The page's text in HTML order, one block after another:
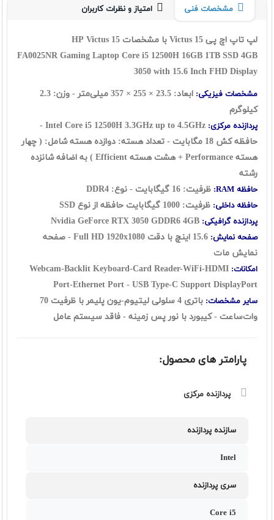
مشخصات فنی امتیاز و نظرات کاربران
لپ تاپ اچ پی Victus 15 با مشخصات HP Victus 15
FA0025NR Gaming Laptop Core i5 12500H 16GB 1TB SSD 4GB
3050 with 15.6 Inch FHD Display
مشخصات فیزیکی:
ابعاد: 23.5 × 255 × 357 میلی‌متر - وزن: 2.3
کیلوگرم
پردازنده مرکزی:
Intel Core i5 12500H 3.3GHz up to 4.5GHz -
حافظه کش 18 مگابایت - تعداد هسته: دوازده هسته شامل: ( چهار
هسته Performance + هشت هسته Efficient ) به اضافه شانزده
رشته
حافظه RAM: ظرفیت: 16 گیگابایت - نوع: DDR4
حافظه داخلی: ظرفیت: 1000 گیگابایت حافظه از نوع SSD
پردازنده گرافیکی:
صفحه نمایش:
15.6 اینچ با دقت Full HD 1920x1080 - صفحه
نمایش مات
امکانات: Webcam-Backlit Keyboard-Card Reader-WiFi-HDMI
Port-Ethernet Port - USB Type-C Support DisplayPort
سایر مشخصات:
باتری 4 سلولی لیتیوم-یون پلیمر با ظرفیت 70
وات‌ساعت - کیبورد با نور پس زمینه - فاقد سیستم عامل
پارامتر های محصول:
پردازنده مرکزی
سازنده پردازنده
Intel
سری پردازنده
Core i5